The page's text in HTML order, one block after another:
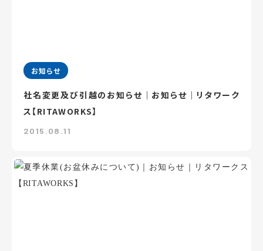
お知らせ
社名変更及び引越のお知らせ｜お知らせ｜リタワーク
ス【RITAWORKS】
2015.08.11